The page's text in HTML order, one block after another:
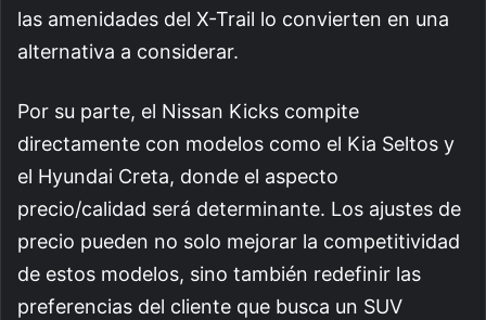
las amenidades del X-Trail lo convierten en una
alternativa a considerar.
Por su parte, el Nissan Kicks compite
directamente con modelos como el Kia Seltos y
el Hyundai Creta, donde el aspecto
precio/calidad será determinante. Los ajustes de
precio pueden no solo mejorar la competitividad
de estos modelos, sino también redefinir las
preferencias del cliente que busca un SUV